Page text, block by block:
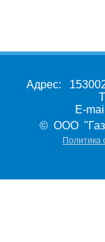
Адрес:
E-
© ООО
Политика